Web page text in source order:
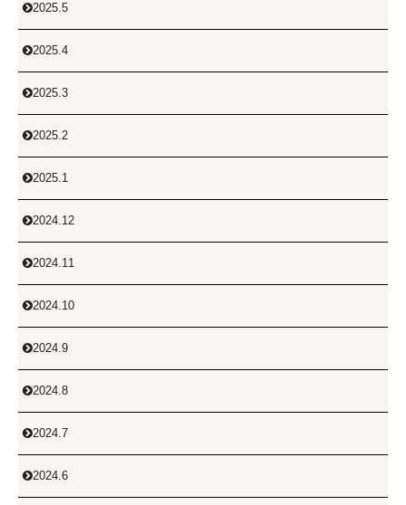
2025.5
2025.4
2025.3
2025.2
2025.1
2024.12
2024.11
2024.10
2024.9
2024.8
2024.7
2024.6